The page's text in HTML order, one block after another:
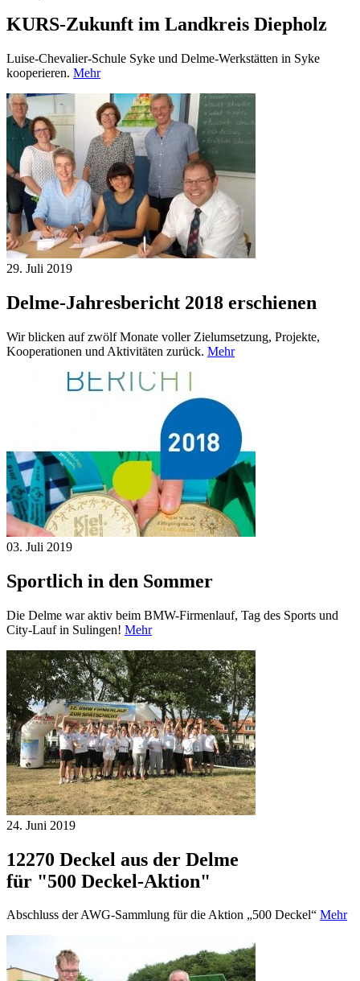
KURS-Zukunft im Landkreis Diepholz
Luise-Chevalier-Schule Syke und Delme-Werkstätten in Syke
kooperieren. Mehr
29. Juli 2019
Delme-Jahresbericht 2018 erschienen
Wir blicken auf zwölf Monate voller Zielumsetzung, Projekte,
Kooperationen und Aktivitäten zurück. Mehr
03. Juli 2019
Sportlich in den Sommer
Die Delme war aktiv beim BMW-Firmenlauf, Tag des Sports und
City-Lauf in Sulingen! Mehr
24. Juni 2019
12270 Deckel aus der Delme
für "500 Deckel-Aktion"
Abschluss der AWG-Sammlung für die Aktion „500 Deckel“ Mehr